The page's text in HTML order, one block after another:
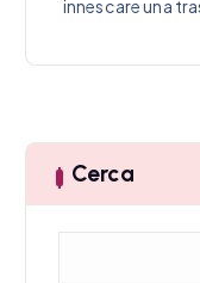
innescare una
Cerca